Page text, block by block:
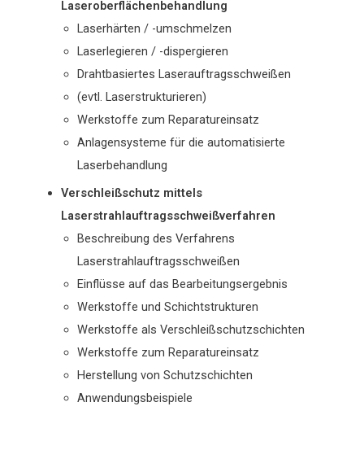
Laseroberflächenbehandlung
Laserhärten / -umschmelzen
Laserlegieren / -dispergieren
Drahtbasiertes Laserauftragsschweißen
(evtl. Laserstrukturieren)
Werkstoffe zum Reparatureinsatz
Anlagensysteme für die automatisierte
Laserbehandlung
Verschleißschutz mittels
Laserstrahlauftragsschweißverfahren
Beschreibung des Verfahrens
Laserstrahlauftragsschweißen
Einflüsse auf das Bearbeitungsergebnis
Werkstoffe und Schichtstrukturen
Werkstoffe als Verschleißschutzschichten
Werkstoffe zum Reparatureinsatz
Herstellung von Schutzschichten
Anwendungsbeispiele